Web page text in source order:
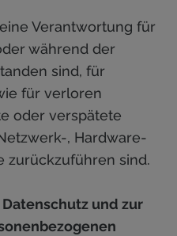
Verantwortung für
während der
sind, für
für verloren
oder verspätete
, Hardware-
zurückzuführen sind.
und zur